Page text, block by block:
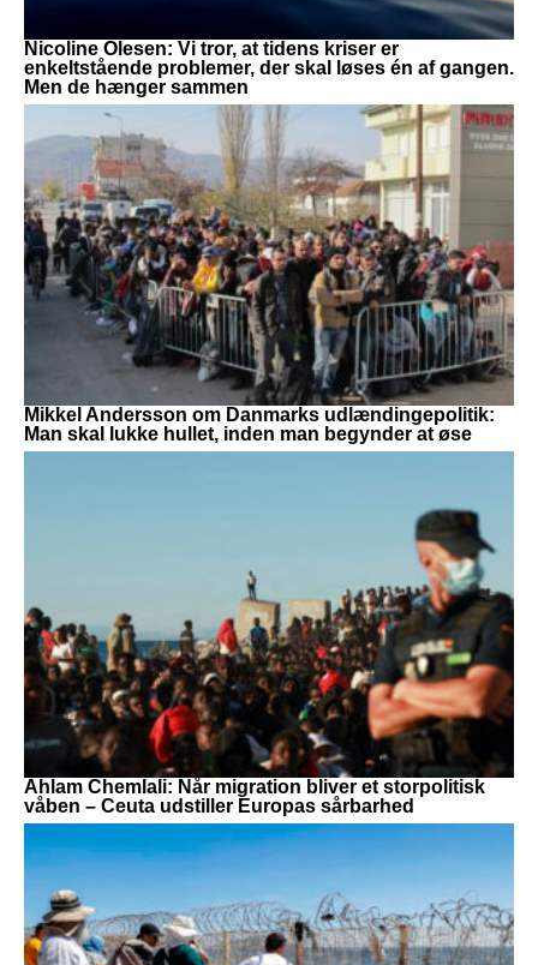
Nicoline Olesen: Vi tror, at tidens kriser er
enkeltstående problemer, der skal løses én af gangen.
Men de hænger sammen
Mikkel Andersson om Danmarks udlændingepolitik:
Man skal lukke hullet, inden man begynder at øse
Ahlam Chemlali: Når migration bliver et storpolitisk
våben – Ceuta udstiller Europas sårbarhed